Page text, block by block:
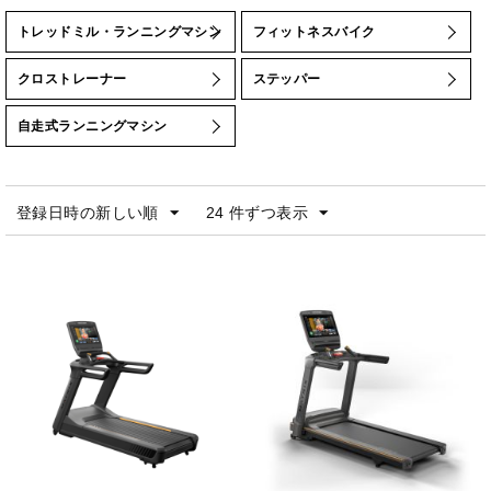
トレッドミル・ランニングマシン フィットネスバイク
クロストレーナー ステッパー
自走式ランニングマシン
登録日時の新しい順 24 件ずつ表示